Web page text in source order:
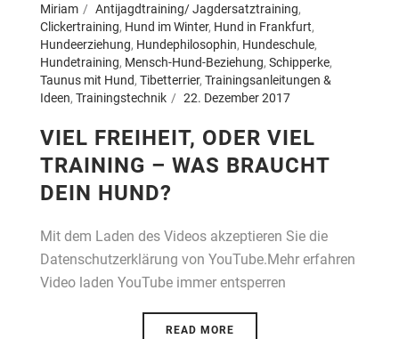
Miriam Antijagdtraining/ Jagdersatztraining,
Clickertraining, Hund im Winter, Hund in Frankfurt,
Hundeerziehung, Hundephilosophin, Hundeschule,
Hundetraining, Mensch-Hund-Beziehung, Schipperke,
Taunus mit Hund, Tibetterrier, Trainingsanleitungen &
Ideen, Trainingstechnik 22. Dezember 2017
VIEL FREIHEIT, ODER VIEL
TRAINING – WAS BRAUCHT
DEIN HUND?
Mit dem Laden des Videos akzeptieren Sie die
Datenschutzerklärung von YouTube.Mehr erfahren
Video laden YouTube immer entsperren
READ MORE